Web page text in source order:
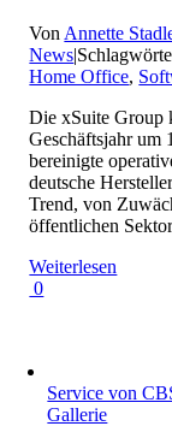
Von Annette
News|
Home Office,
Die xSuite Group
Geschäftsjahr um
bereinigte
deutsche
Trend, von
öffentlichen
Weiterlesen
0
Service von
Gallerie